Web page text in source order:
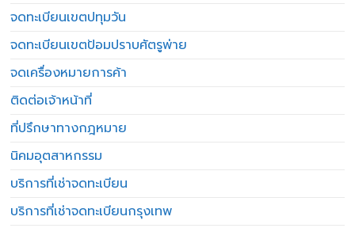
จดทะเบียนเขตปทุมวัน
จดทะเบียนเขตป้อมปราบศัตรูพ่าย
จดเครื่องหมายการค้า
ติดต่อเจ้าหน้าที่
ที่ปรึกษาทางกฎหมาย
นิคมอุตสาหกรรม
บริการที่เช่าจดทะเบียน
บริการที่เช่าจดทะเบียนกรุงเทพ